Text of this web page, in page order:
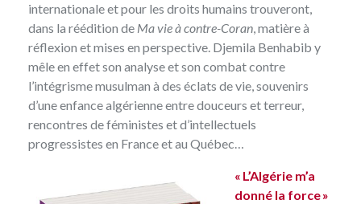
internationale et pour les droits humains trouveront,
dans la réédition de Ma vie à contre-Coran, matière à
réflexion et mises en perspective. Djemila Benhabib y
mêle en effet son analyse et son combat contre
l’intégrisme musulman à des éclats de vie, souvenirs
d’une enfance algérienne entre douceurs et terreur,
rencontres de féministes et d’intellectuels
progressistes en France et au Québec…
« L’Algérie m’a
donné la force »